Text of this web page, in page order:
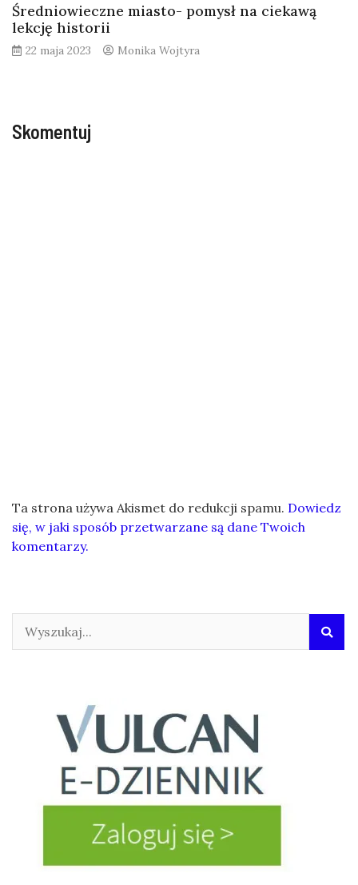
Średniowieczne miasto- pomysł na ciekawą
lekcję historii
22 maja 2023 Monika Wojtyra
Skomentuj
Ta strona używa Akismet do redukcji spamu. Dowiedz
się, w jaki sposób przetwarzane są dane Twoich
komentarzy.